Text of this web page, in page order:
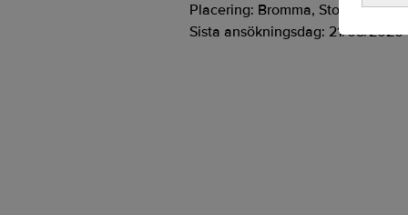
Placering: Bromma, Stockholm
Sista ansökningsdag: 21/08/2026